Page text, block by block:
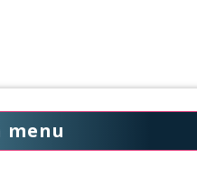
menu